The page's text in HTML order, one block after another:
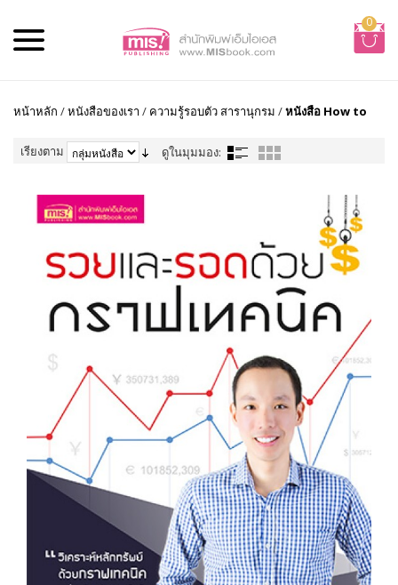
0
หน้าหลัก /หนังสือของเรา / ความรู้รอบตัว สารานุกรม /หนังสือ How to
เรียงตาม ดูในมุมมอง: